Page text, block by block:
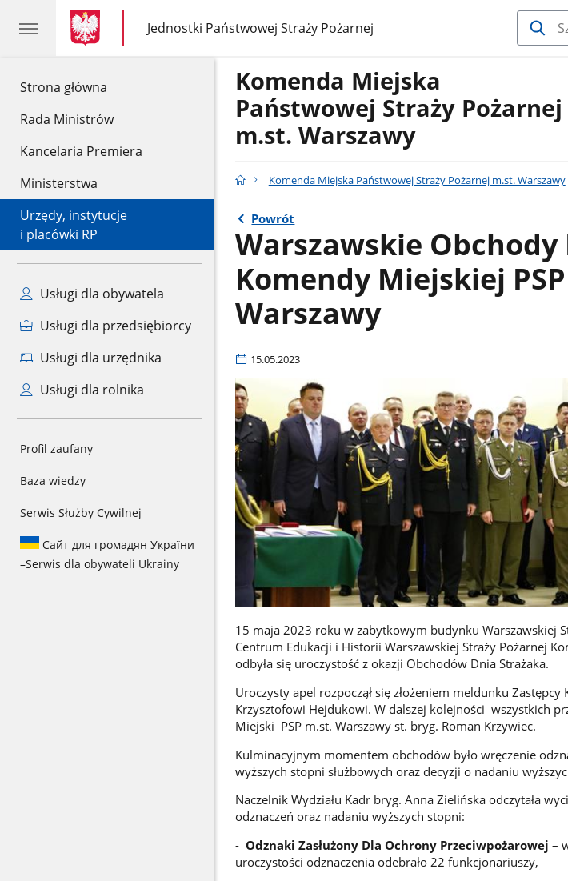
Strona główna
Rada Ministrów
Kancelaria Premiera
Ministerstwa
Urzędy, instytucje
i placówki RP
Usługi dla obywatela
Usługi dla przedsiębiorcy
Usługi dla urzędnika
Usługi dla rolnika
Profil zaufany
Baza wiedzy
Serwis Służby Cywilnej
Сайт для громадян України
–Serwis dla obywateli Ukrainy
gov.pl
gov.pl
Jednostki Państwowej Straży Pożarnej
gov.pl
Jednostki
Państwowej
Komenda Miejska
Państwowej Straży Pożarnej
m.st. Warszawy
Komenda Miejska Państwowej Straży Pożarnej m.st. Warszawy
Powrót
Warszawskie
Komendy Miejskiej
Warszawy
15.05.2023
15 maja 2023 roku w zabytkowym budynku Warszawskiej
Centrum Edukacji i Historii Warszawskiej Straży Pożarnej
odbyła się uroczystość z okazji Obchodów Dnia Strażaka.
Uroczysty apel rozpoczął się złożeniem meldunku Zastępcy
Krzysztofowi Hejdukowi. W dalszej kolejności wszystkich
Miejski PSP m.st. Warszawy st. bryg. Roman Krzywiec.
Kulminacyjnym momentem obchodów było wręczenie
wyższych stopni służbowych oraz decyzji o nadaniu
Naczelnik Wydziału Kadr bryg. Anna Zielińska odczytała
odznaczeń oraz nadaniu wyższych stopni:
- Odznaki Zasłużony Dla Ochrony Przeciwpożarowej –
uroczystości odznaczenia odebrało 22 funkcjonariuszy,